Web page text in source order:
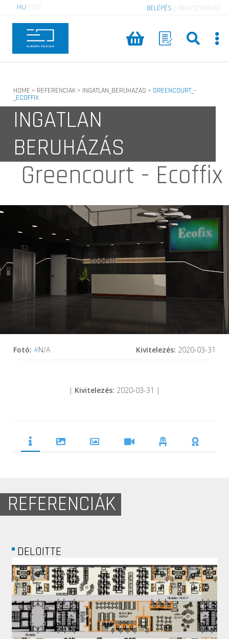
HU EN BELÉPÉS REGISZTRÁCIÓ
HOME > REFERENCIAK > INGATLAN_BERUHAZAS > GREENCOURT_-
_ECOFFIX
INGATLAN
BERUHÁZÁS
Greencourt - Ecoffix
Fotó:#N/A Kivitelezés: 2020-03-31
| Kivitelezés: 2020-03-31 |
REFERENCIÁK